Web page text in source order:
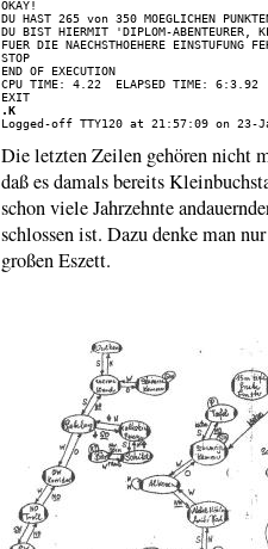
DU HAST 265 von 350 MOEGLICHEN
DU BIST HIERMIT 'DIPLOM-ABENTEURER,
FUER DIE NAECHSTHOEHERE EINSTUFUNG
STOP
END OF EXECUTION
CPU TIME: 4.22  ELAPSED TIME: 6:3.92
.K
Die letzten Zeilen gehören nicht
daß es damals bereits
schon viele Jahr­zehnte
schlossen ist. Dazu denke man
großen Eszett.